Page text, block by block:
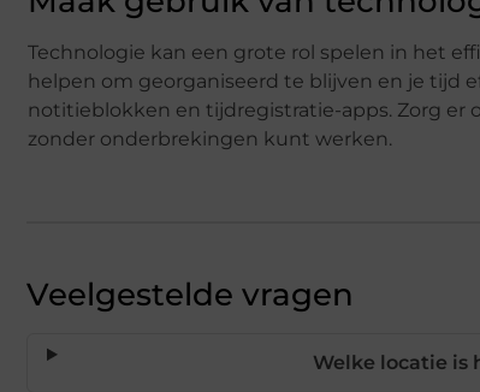
Technologie kan een grote rol spelen in het
helpen om georganiseerd te blijven en je tijd
notitieblokken en tijdregistratie-apps. Zorg er
zonder onderbrekingen kunt werken.
Veelgestelde vragen
Welke locatie is